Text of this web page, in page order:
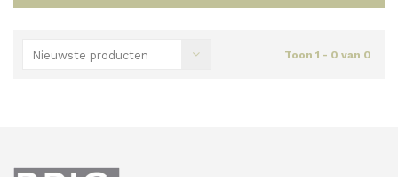
Nieuwste producten Toon 1 - 0 van 0